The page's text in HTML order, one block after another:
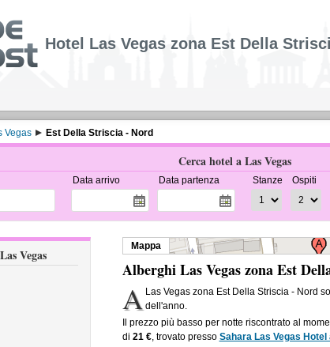
Hotel Las Vegas zona Est Della
Vegas Est Della Striscia - Nord
Cerca hotel a Las Vegas
Data arrivo Data partenza Stanze Ospiti
Vegas
Mappa
Alberghi Las Vegas zona Est
A Las Vegas zona Est Della Striscia - Nord
dell'anno.
Il prezzo più basso per notte riscontrato al
di 21 €, trovato presso Sahara Las Vegas Hotel